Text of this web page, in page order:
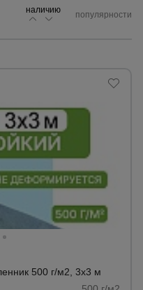
наличию популярности
500 г/м2, 3х3 м
Каталог
всех
товаров